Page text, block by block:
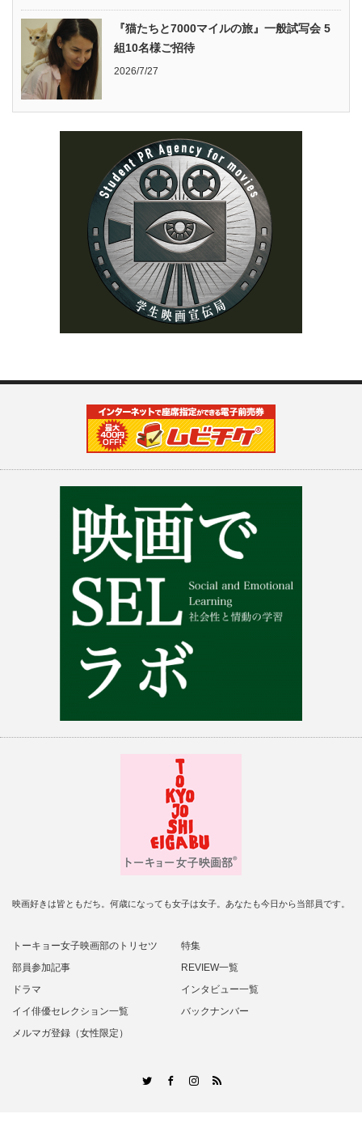
『猫たちと7000マイルの旅』一般試写会 5
組10名様ご招待
2026/7/27
映画好きは皆ともだち。何歳になっても女子は女子。あなたも今日から当部員です。
トーキョー女子映画部のトリセツ
特集
部員参加記事
REVIEW一覧
ドラマ
インタビュー一覧
イイ俳優セレクション一覧
バックナンバー
メルマガ登録（女性限定）
TwitterFacebookInstagram
RSS